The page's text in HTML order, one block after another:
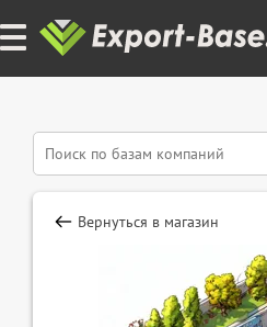
Вернуться в магазин